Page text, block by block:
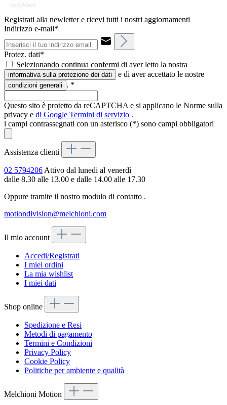
Registrati alla newletter e ricevi tutti i nostri aggiornamenti
Indirizzo e-mail*
Protez. dati*
Selezionando continua confermi di aver letto la nostra
informativa sulla protezione dei dati e di aver accettato le nostre
condizioni generali . *
Questo sito è protetto da reCAPTCHA e si applicano le Norme sulla
privacy e di Google Termini di servizio .
i campi contrassegnati con un asterisco (*) sono campi obbligatori
Assistenza clienti
02 5794206Attivo dal lunedi al venerdì
dalle 8.30 alle 13.00 e dalle 14.00 alle 17.30
Oppure tramite il nostro modulo di contatto .
motiondivision@melchioni.com
Il mio account
Accedi/Registrati
I miei ordini
La mia wishlist
I miei dati
Shop online
Spedizione e Resi
Metodi di pagamento
Termini e Condizioni
Privacy Policy
Cookie Policy
Politiche per ambiente e qualità
Melchioni Motion